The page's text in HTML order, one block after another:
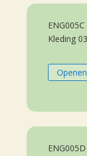
Kleding 03
Openen